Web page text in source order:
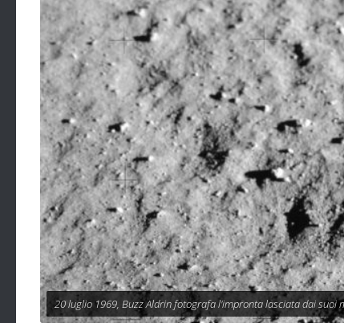
20 luglio 1969, Buzz Aldrin fotografa l'impronta lasciata dai suoi